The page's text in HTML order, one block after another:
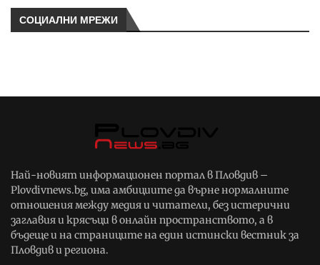
СОЦИАЛНИ МРЕЖИ
Най-новият информационен портал в Пловдив –
Plovdivnews.bg, има амбициите да върне нормалните
отношения между медия и читатели, без истерични
заглавия и крясъци в онлайн пространството, а в
бъдеще и на страниците на един истински вестник за
Пловдив и региона.